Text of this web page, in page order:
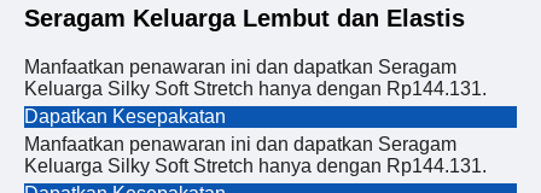
Seragam Keluarga Lembut dan Elastis
Manfaatkan penawaran ini dan dapatkan Seragam
Keluarga Silky Soft Stretch hanya dengan Rp144.131.
Dapatkan Kesepakatan
Manfaatkan penawaran ini dan dapatkan Seragam
Keluarga Silky Soft Stretch hanya dengan Rp144.131.